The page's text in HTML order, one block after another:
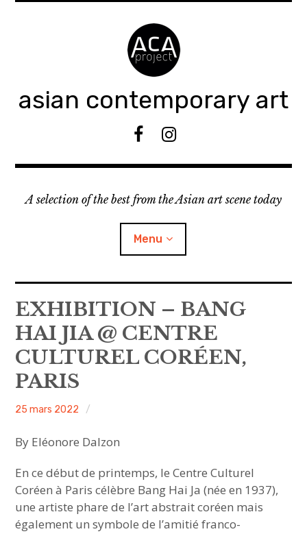
asian contemporary art
F
I
s
a
g
a
A selection of the best from the Asian art scene today
Menu
KEEP AN EYE ON
HAVE YOU MET
MEET US
EXHIBITION – BANG
HAI JIA @ CENTRE
CULTUREL CORÉEN,
PARIS
ACA
25 mars 2022
By Eléonore Dalzon
En ce début de printemps, le Centre Culturel
Coréen à Paris célèbre Bang Hai Ja (née en 1937),
une artiste phare de l’art abstrait coréen mais
également un symbole de l’amitié franco-